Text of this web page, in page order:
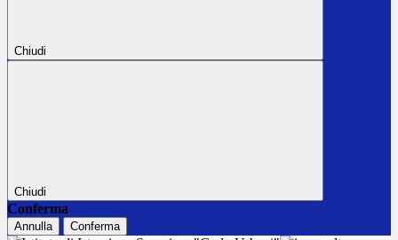
Chiudi
Chiudi
Conferma
Annulla Conferma